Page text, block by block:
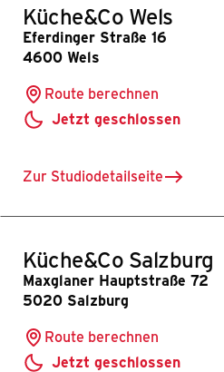
Küche&Co Wels
Eferdinger Straße 16
4600 Wels
Route berechnen
Jetzt geschlossen
Zur Studiodetailseite
für Küche&Co Wels
Küche&Co Salzburg
Maxglaner Hauptstraße 72
5020 Salzburg
Route berechnen
Jetzt geschlossen